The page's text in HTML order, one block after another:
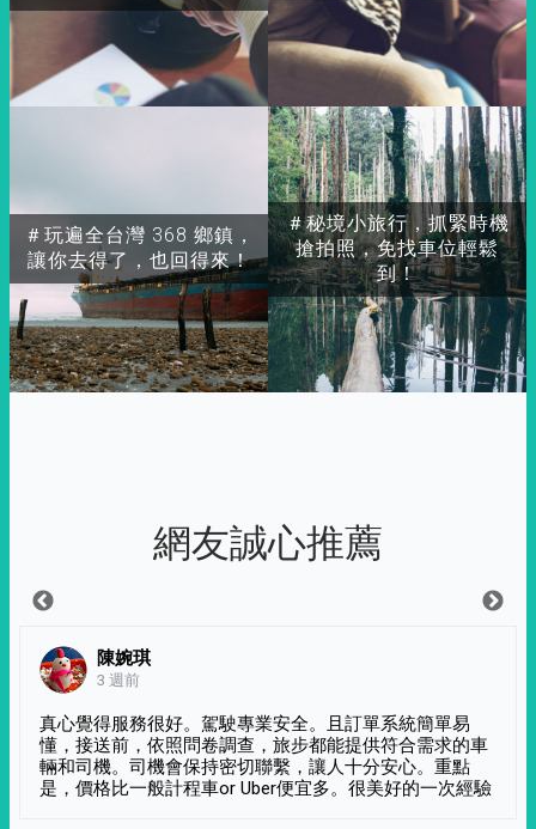
＃玩遍全台灣 368 鄉鎮，
讓你去得了，也回得來！
＃秘境小旅行，抓緊時機
搶拍照，免找車位輕鬆
到！
網友誠心推薦
陳婉琪
3 週前
真心覺得服務很好。駕駛專業安全。且訂單系統簡單易
懂，接送前，依照問卷調查，旅步都能提供符合需求的車
輛和司機。司機會保持密切聯繫，讓人十分安心。重點
是，價格比一般計程車or Uber便宜多。很美好的一次經驗